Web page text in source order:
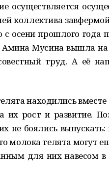
осуществляется
коллектива
с осени прошлого
Мусина вышла на
труд. А её
находились
их рост и развитие.
не боялись выпускать:
молока телята могут
для них навесом